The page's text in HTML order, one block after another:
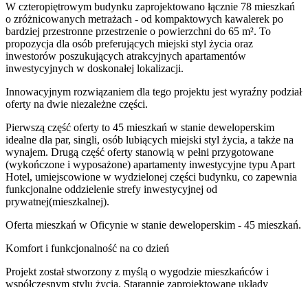
W czteropiętrowym budynku zaprojektowano łącznie 78 mieszkań
o zróżnicowanych metrażach - od kompaktowych kawalerek po
bardziej przestronne przestrzenie o powierzchni do 65 m². To
propozycja dla osób preferujących miejski styl życia oraz
inwestorów poszukujących atrakcyjnych apartamentów
inwestycyjnych w doskonałej lokalizacji.
Innowacyjnym rozwiązaniem dla tego projektu jest wyraźny podział
oferty na dwie niezależne części.
Pierwszą część oferty to 45 mieszkań w stanie deweloperskim
idealne dla par, singli, osób lubiących miejski styl życia, a także na
wynajem. Drugą część oferty stanowią w pełni przygotowane
(wykończone i wyposażone) apartamenty inwestycyjne typu Apart
Hotel, umiejscowione w wydzielonej części budynku, co zapewnia
funkcjonalne oddzielenie strefy inwestycyjnej od
prywatnej(mieszkalnej).
Oferta mieszkań w Oficynie w stanie deweloperskim - 45 mieszkań.
Komfort i funkcjonalność na co dzień
Projekt został stworzony z myślą o wygodzie mieszkańców i
współczesnym stylu życia. Starannie zaprojektowane układy